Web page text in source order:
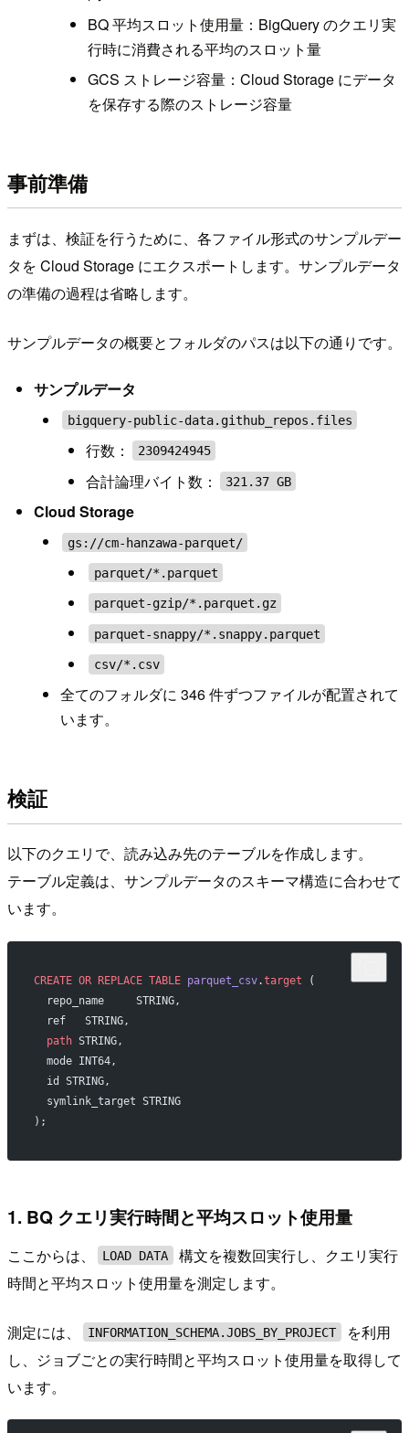
BQ 平均スロット使用量：BigQuery のクエリ実
行時に消費される平均のスロット量
GCS ストレージ容量：Cloud Storage にデータ
を保存する際のストレージ容量
事前準備
まずは、検証を行うために、各ファイル形式のサンプルデー
タを Cloud Storage にエクスポートします。サンプルデータ
の準備の過程は省略します。
サンプルデータの概要とフォルダのパスは以下の通りです。
サンプルデータ
bigquery-public-data.github_repos.files
行数： 2309424945
合計論理バイト数： 321.37 GB
Cloud Storage
gs://cm-hanzawa-parquet/
parquet/*.parquet
parquet-gzip/*.parquet.gz
parquet-snappy/*.snappy.parquet
csv/*.csv
全てのフォルダに 346 件ずつファイルが配置されて
います。
検証
以下のクエリで、読み込み先のテーブルを作成します。
テーブル定義は、サンプルデータのスキーマ構造に合わせて
います。
CREATE OR REPLACE TABLE parquet_csv.target (
  repo_name	STRING,
  ref	STRING,
  path
STRING,
  mode INT64,
  id STRING,
  symlink_target STRING
);
1. BQ クエリ実行時間と平均スロット使用量
ここからは、 LOAD DATA
構文を複数回実行し、クエリ実行
時間と平均スロット使用量を測定します。
測定には、 INFORMATION_SCHEMA.JOBS_BY_PROJECT
を利用
し、ジョブごとの実行時間と平均スロット使用量を取得して
います。